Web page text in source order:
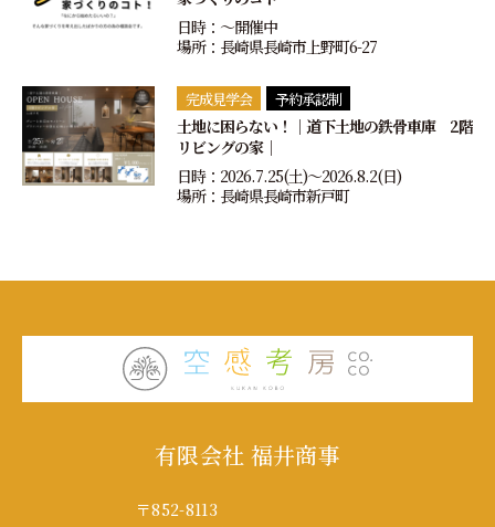
日時：〜開催中
場所：長崎県長崎市上野町6-27
完成見学会 予約承認制
土地に困らない！｜道下土地の鉄骨車庫 2階
リビングの家｜
日時：2026.7.25(土)〜2026.8.2(日)
場所：長崎県長崎市新戸町
有限会社 福井商事
〒852-8113